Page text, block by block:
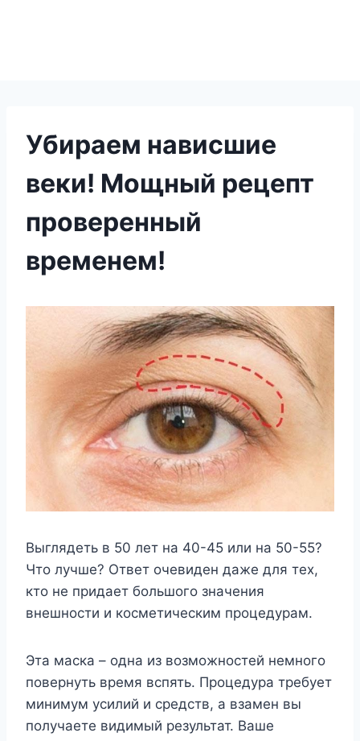
Убираем нависшие
веки! Мощный рецепт
проверенный
временем!
Выглядеть в 50 лет на 40-45 или на 50-55?
Что лучше? Ответ очевиден даже для тех,
кто не придает большого значения
внешности и косметическим процедурам.
Эта маска – одна из возможностей немного
повернуть время вспять. Процедура требует
минимум усилий и средств, а взамен вы
получаете видимый результат. Ваше